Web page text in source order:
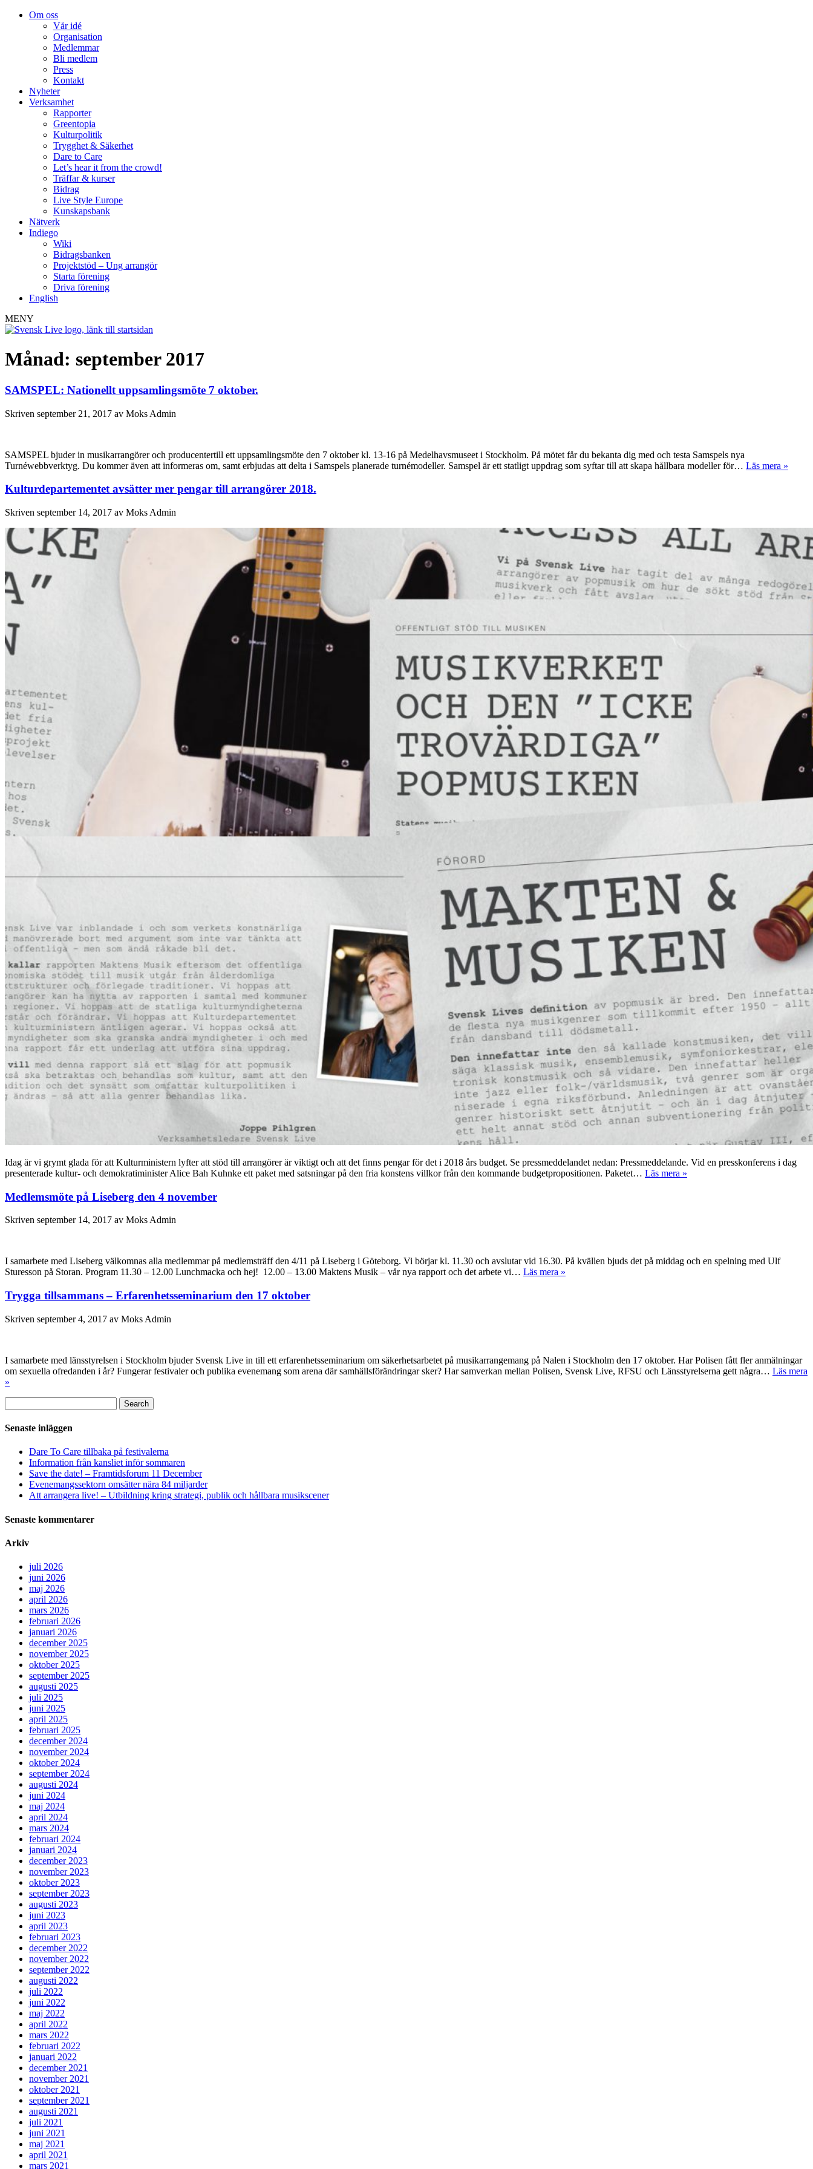
Om oss
Vår idé
Organisation
Medlemmar
Bli medlem
Press
Kontakt
Nyheter
Verksamhet
Rapporter
Greentopia
Kulturpolitik
Trygghet & Säkerhet
Dare to Care
Let’s hear it from the crowd!
Träffar & kurser
Bidrag
Live Style Europe
Kunskapsbank
Nätverk
Indiego
Wiki
Bidragsbanken
Projektstöd – Ung arrangör
Starta förening
Driva förening
English
MENY
Månad: september 2017
SAMSPEL: Nationellt uppsamlingsmöte 7 oktober.
Skriven september 21, 2017 av Moks Admin
SAMSPEL bjuder in musikarrangörer och producentertill ett uppsamlingsmöte den 7 oktober kl. 13-16 på Medelhavsmuseet i Stockholm. På mötet får du bekanta dig med och testa Samspels nya
Turnéwebbverktyg. Du kommer även att informeras om, samt erbjudas att delta i Samspels planerade turnémodeller. Samspel är ett statligt uppdrag som syftar till att skapa hållbara modeller för… Läs mera »
Kulturdepartementet avsätter mer pengar till arrangörer 2018.
Skriven september 14, 2017 av Moks Admin
Idag är vi grymt glada för att Kulturministern lyfter att stöd till arrangörer är viktigt och att det finns pengar för det i 2018 års budget. Se pressmeddelandet nedan: Pressmeddelande. Vid en presskonferens i dag
presenterade kultur- och demokratiminister Alice Bah Kuhnke ett paket med satsningar på den fria konstens villkor från den kommande budgetpropositionen. Paketet… Läs mera »
Medlemsmöte på Liseberg den 4 november
Skriven september 14, 2017 av Moks Admin
I samarbete med Liseberg välkomnas alla medlemmar på medlemsträff den 4/11 på Liseberg i Göteborg. Vi börjar kl. 11.30 och avslutar vid 16.30. På kvällen bjuds det på middag och en spelning med Ulf
Sturesson på Storan. Program 11.30 – 12.00 Lunchmacka och hej! 12.00 – 13.00 Maktens Musik – vår nya rapport och det arbete vi… Läs mera »
Trygga tillsammans – Erfarenhetsseminarium den 17 oktober
Skriven september 4, 2017 av Moks Admin
I samarbete med länsstyrelsen i Stockholm bjuder Svensk Live in till ett erfarenhetsseminarium om säkerhetsarbetet på musikarrangemang på Nalen i Stockholm den 17 oktober. Har Polisen fått fler anmälningar
om sexuella ofredanden i år? Fungerar festivaler och publika evenemang som arena där samhällsförändringar sker? Har samverkan mellan Polisen, Svensk Live, RFSU och Länsstyrelserna gett några… Läs mera
»
efter:
Search
Senaste inläggen
Dare To Care tillbaka på festivalerna
Information från kansliet inför sommaren
Save the date! – Framtidsforum 11 December
Evenemangssektorn omsätter nära 84 miljarder
Att arrangera live! – Utbildning kring strategi, publik och hållbara musikscener
Senaste kommentarer
Arkiv
juli 2026
juni 2026
maj 2026
april 2026
mars 2026
februari 2026
januari 2026
december 2025
november 2025
oktober 2025
september 2025
augusti 2025
juli 2025
juni 2025
april 2025
februari 2025
december 2024
november 2024
oktober 2024
september 2024
augusti 2024
juni 2024
maj 2024
april 2024
mars 2024
februari 2024
januari 2024
december 2023
november 2023
oktober 2023
september 2023
augusti 2023
juni 2023
april 2023
februari 2023
december 2022
november 2022
september 2022
augusti 2022
juli 2022
juni 2022
maj 2022
april 2022
mars 2022
februari 2022
januari 2022
december 2021
november 2021
oktober 2021
september 2021
augusti 2021
juli 2021
juni 2021
maj 2021
april 2021
mars 2021